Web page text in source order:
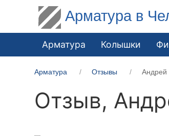
Арматура в
Арматура Колышки
Арматура Отзывы Андрей
Отзыв,